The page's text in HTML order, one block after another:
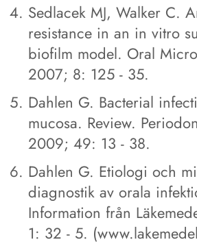
Sedlacek MJ, Walker C.
resistance in an in vitro
biofilm model. Oral
2007; 8: 125 - 35.
Dahlen G. Bacterial
mucosa. Review.
2009; 49: 13 - 38.
Dahlen G. Etiologi och
diagnostik av orala
Information från
1: 32 - 5.